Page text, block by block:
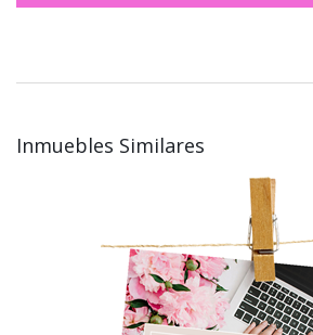
Inmuebles Similares